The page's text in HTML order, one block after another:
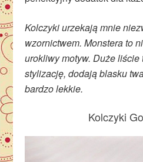
Kolczyki urzekają mnie
wzornictwem. Monstera to
urokliwy motyw. Duże
stylizację, dodają blasku
bardzo lekkie.
Kolczyki